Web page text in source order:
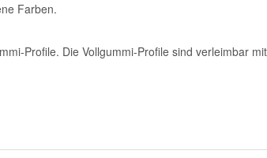
Farben.
Profile. Die Vollgummi-Profile sind verleimbar